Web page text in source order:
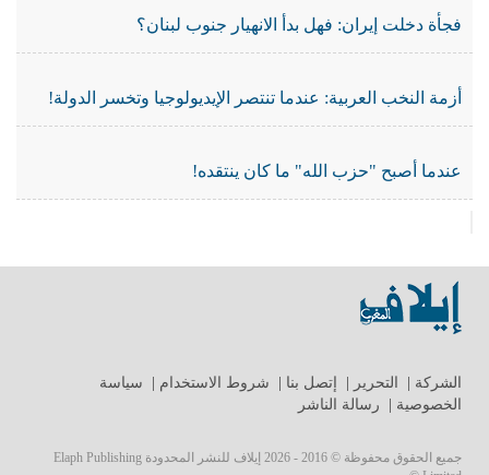
فجأة دخلت إيران: فهل بدأ الانهيار جنوب لبنان؟
أزمة النخب العربية: عندما تنتصر الإيديولوجيا وتخسر الدولة!
عندما أصبح "حزب الله" ما كان ينتقده!
الشركة التحرير إتصل بنا شروط الاستخدام
سياسة
الخصوصية
رسالة الناشر
جميع الحقوق محفوظة © 2016 - 2026 إيلاف للنشر المحدودة Elaph Publishing